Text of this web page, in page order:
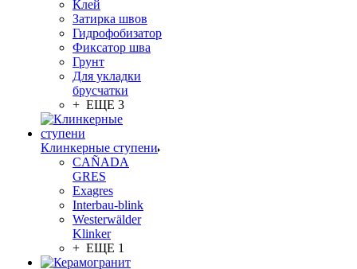
Клей
Затирка швов
Гидрофобизатор
Фиксатор шва
Грунт
Для укладки
брусчатки
+ ЕЩЕ 3
Клинкерные ступени
CAÑADA
GRES
Exagres
Interbau-blink
Westerwälder
Klinker
+ ЕЩЕ 1